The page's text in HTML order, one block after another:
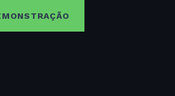
do setor varejista.